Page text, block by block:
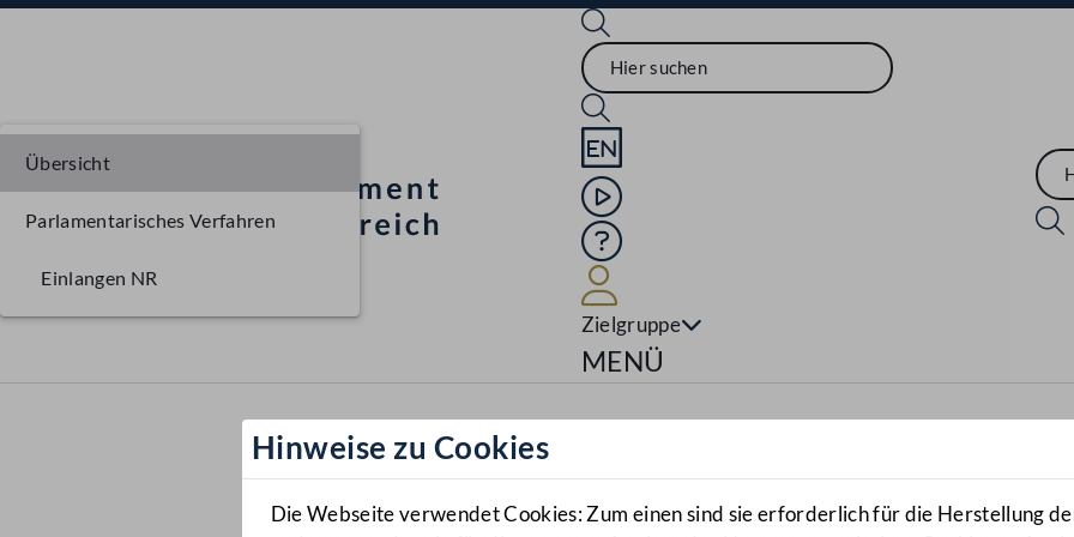
Sprache English
Mediathek
Hilfe
Zielgruppe
Navigationsmenü öffnen
MENÜ
Hinweise zu Cookies
Die Webseite verwendet Cookies: Zum einen sind sie erforderlich für die Herstellung
Übersicht
Parlamentarisches Verfahren
Einlangen NR